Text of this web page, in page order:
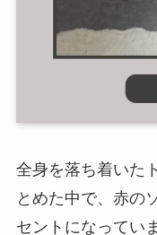
全身を落ち着いた
とめた中で、赤の
セントになってい